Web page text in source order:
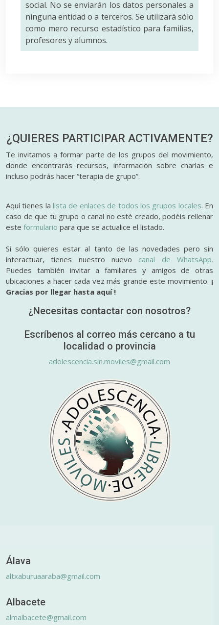
social. No se enviarán los datos personales a
ninguna entidad o a terceros. Se utilizará sólo
como mero recurso estadístico para familias,
profesores y alumnos.
¿QUIERES PARTICIPAR ACTIVAMENTE?
Te invitamos a formar parte de los grupos del movimiento,
donde encontrarás recursos, información sobre charlas e
incluso podrás hacer “terapia de grupo”.
Aquí tienes lalista de enlaces de todos los grupos locales. En
caso de que tu grupo o canal no esté creado, podéis rellenar
este formulario para que se actualice el listado.
Si sólo quieres estar al tanto de las novedades pero sin
interactuar, tienes nuestro nuevo canal de WhatsApp.
Puedes también invitar a familiares y amigos de otras
ubicaciones a hacer cada vez más grande este movimiento. ¡
Gracias por llegar hasta aquí !
¿Necesitas contactar con nosotros?
Escríbenos al correo más cercano a tu
localidad o provincia
adolescencia.sin.moviles@gmail.com
Álava
altxaburuaaraba@gmail.com
Albacete
almalbacete@gmail.com